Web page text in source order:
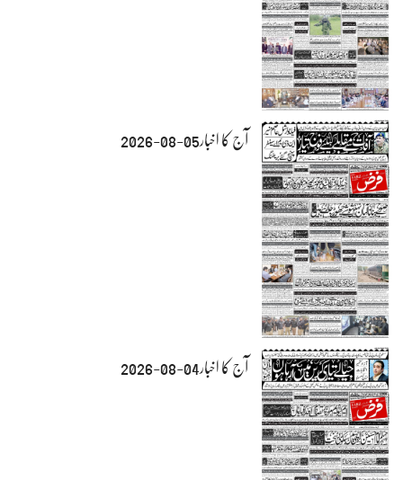
آج کا اخبار05-08-2026
آج کا اخبار04-08-2026